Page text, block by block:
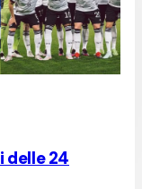
delle 24